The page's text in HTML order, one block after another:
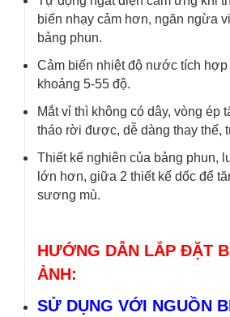
biến nhạy cảm hơn, ngăn ngừa
bảng phun.
Cảm biến nhiệt độ nước tích hợp
khoảng 5-55 độ.
Mắt vỉ thì không có dây, vòng ép
tháo rời được, dễ dàng thay thế,
Thiết kế nghiên của bảng phun,
lớn hơn, giữa 2 thiết kế dốc để
sương mù.
HƯỚNG DẪN LẮP ĐẶT
ẢNH:
SỬ DỤNG VỚI NGUỒN